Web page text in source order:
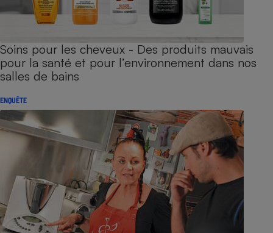
Soins pour les cheveux - Des produits mauvais
pour la santé et pour l’environnement dans nos
salles de bains
ENQUÊTE